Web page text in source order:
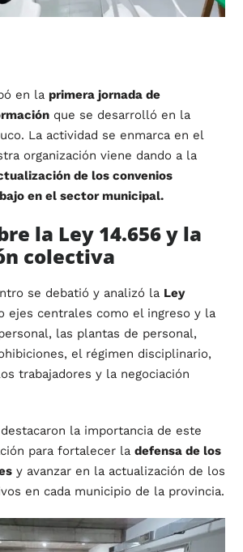
en la primera jornada de
que se desarrolló en la
La actividad se enmarca en el
organización viene dando a la
de los convenios
en el sector municipal.
la Ley 14.656 y la
colectiva
se debatió y analizó la Ley
ejes centrales como el ingreso y la
las plantas de personal,
el régimen disciplinario,
trabajadores y la negociación
la importancia de este
para fortalecer la defensa de los
y avanzar en la actualización de los
en cada municipio de la provincia.